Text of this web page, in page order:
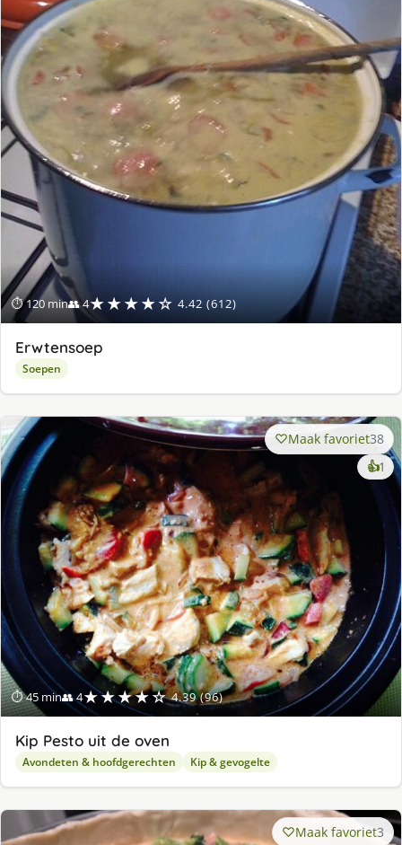
⏱ 120 min👥 4★★★★☆ 4.42 (612)
Erwtensoep
Soepen
⏱ 45 min👥 4★★★★☆ 4.39 (96)
Maak favoriet38
👍1
Kip Pesto uit de oven
Avondeten & hoofdgerechten Kip & gevogelte
Maak favoriet3